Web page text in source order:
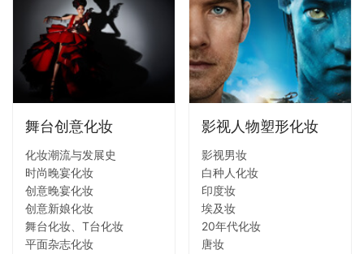
舞台创意化妆
化妆潮流与发展史
时尚晚宴化妆
创意晚宴化妆
创意新娘化妆
舞台化妆、T台化妆
平面杂志化妆
影视人物塑形化妆
影视男妆
白种人化妆
印度妆
埃及妆
20年代化妆
唐妆